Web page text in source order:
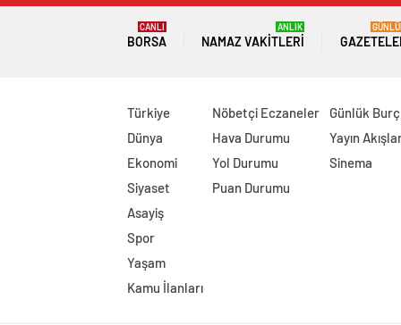
BORSA
CANLI
NAMAZ VAKITLERI
ANLIK
Türkiye
Dünya
Ekonomi
Siyaset
Asayiş
Spor
Yaşam
Kamu İlanları
Nöbetçi Eczaneler
Hava Durumu
Yol Durumu
Puan Durumu
Günlük
Yayın
Sinema